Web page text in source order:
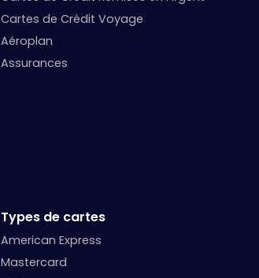
Cartes de Crédit Voyage
Aéroplan
Assurances
Types de cartes
American Express
Mastercard